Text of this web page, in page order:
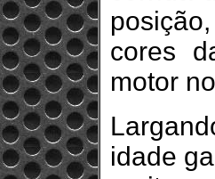
cores
motor
idade